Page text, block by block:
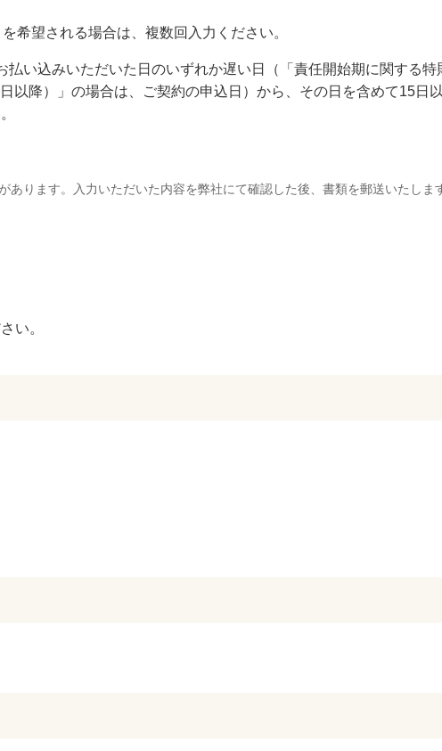
希望される場合は、複数回入力ください。
い込みいただいた日のいずれか遅い日（「責任開始期に関する
以降）」の場合は、ご契約の申込日）から、その日を含めて15日
ります。入力いただいた内容を弊社にて確認した後、書類を郵送いたしま
い。